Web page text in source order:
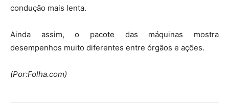
condução mais lenta.
Ainda assim, o pacote das máquinas mostra
desempenhos muito diferentes entre órgãos e ações.
(Por:Folha.com)